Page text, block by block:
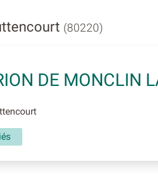
(80220)
DE MONCLIN